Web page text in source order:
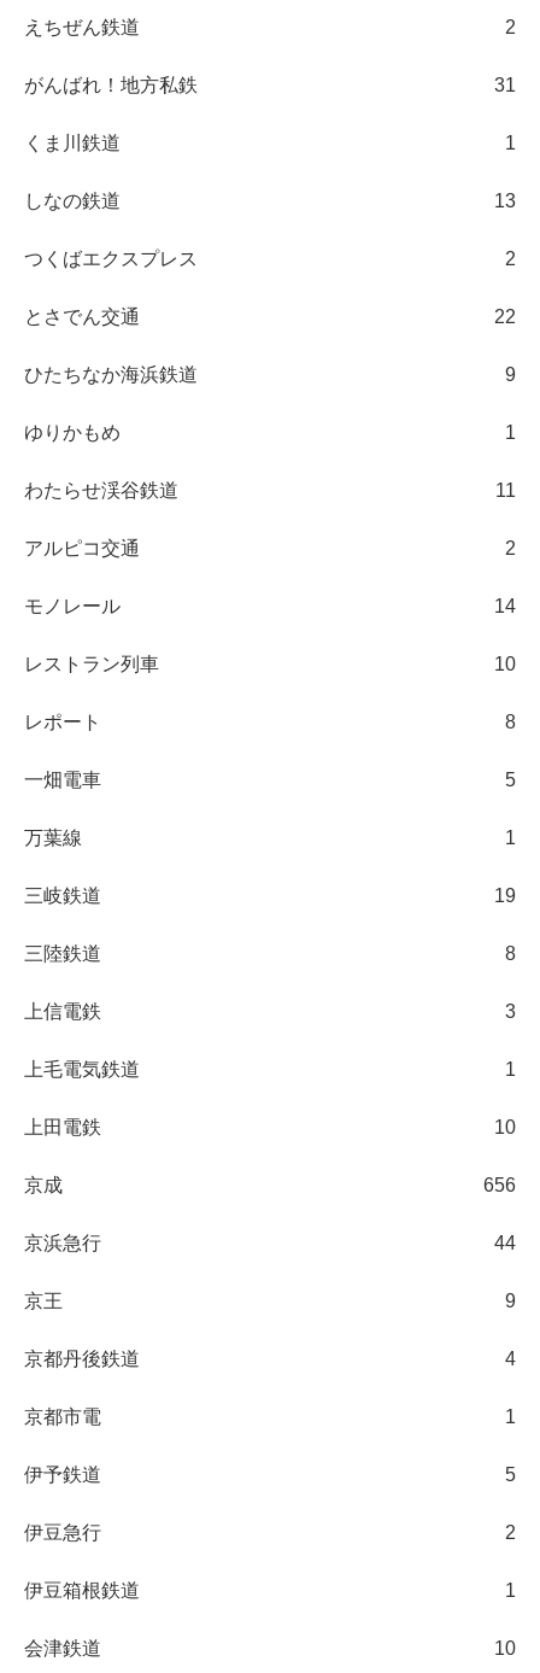
えちぜん鉄道 2
がんばれ！地方私鉄 31
くま川鉄道 1
しなの鉄道 13
つくばエクスプレス 2
とさでん交通 22
ひたちなか海浜鉄道 9
ゆりかもめ 1
わたらせ渓谷鉄道 11
アルピコ交通 2
モノレール 14
レストラン列車 10
レポート 8
一畑電車 5
万葉線 1
三岐鉄道 19
三陸鉄道 8
上信電鉄 3
上毛電気鉄道 1
上田電鉄 10
京成 656
京浜急行 44
京王 9
京都丹後鉄道 4
京都市電 1
伊予鉄道 5
伊豆急行 2
伊豆箱根鉄道 1
会津鉄道 10